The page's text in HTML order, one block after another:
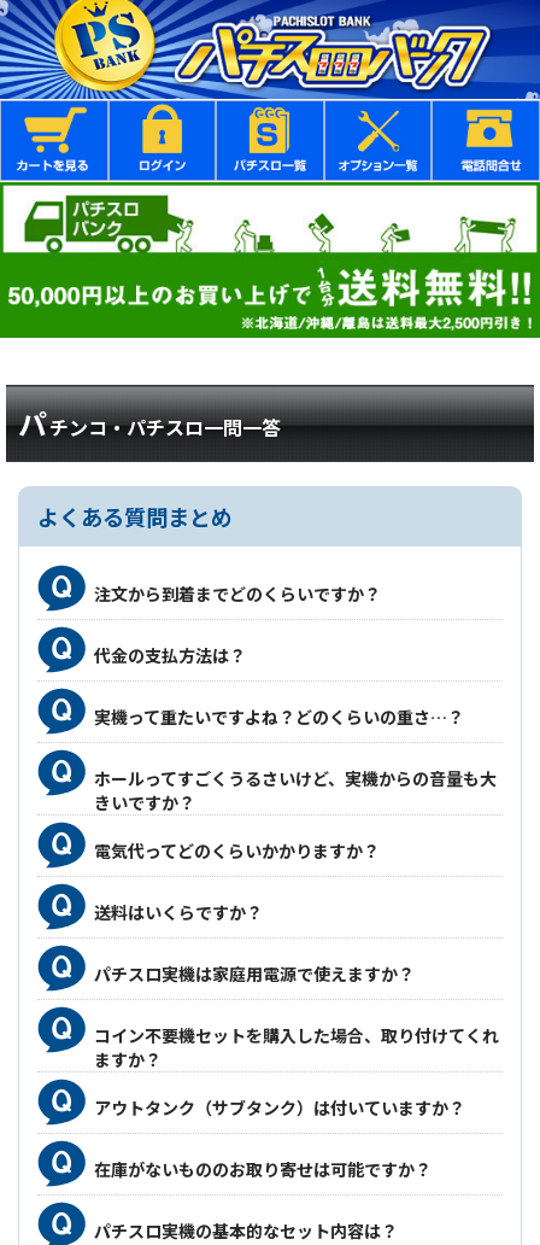
パチンコ・パチスロ一問一答
よくある質問まとめ
注文から到着までどのくらいですか？
代金の支払方法は？
実機って重たいですよね？どのくらいの重さ…？
ホールってすごくうるさいけど、実機からの音量も大
きいですか？
電気代ってどのくらいかかりますか？
送料はいくらですか？
パチスロ実機は家庭用電源で使えますか？
コイン不要機セットを購入した場合、取り付けてくれ
ますか？
アウトタンク（サブタンク）は付いていますか？
在庫がないもののお取り寄せは可能ですか？
パチスロ実機の基本的なセット内容は？